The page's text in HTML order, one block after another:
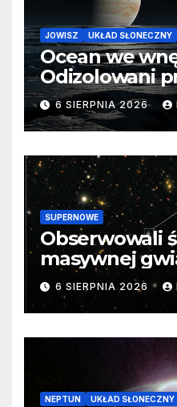
JOWISZ UKŁAD SŁONECZNY
Ocean we
Odizolowani
barierę
6 SIERPNIA 2026
SUPERNOWE
Obserwowali
masywnej
samego
cenne dane
6 SIERPNIA 2026
NEPTUN UKŁAD SŁONECZNY